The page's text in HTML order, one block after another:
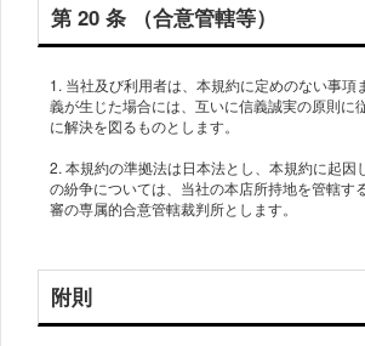
第 20 条 （合意管轄等）
1. 当社及び利⽤者は、本規約に定めのない事項
義が⽣じた場合には、互いに信義誠実の原則に
に解決を図るものとします。
2. 本規約の準拠法は⽇本法とし、本規約に起因
の紛争については、当社の本店所持地を管轄す
附則